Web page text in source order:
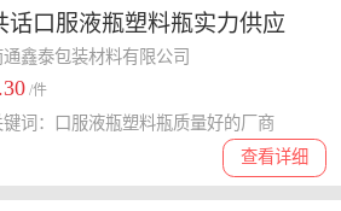
话口服液瓶塑料瓶实力供应
，哪家值得合作？
通鑫泰包装材料有限公司
/件
查看详细
键词：口服液瓶塑料瓶质量好的厂商